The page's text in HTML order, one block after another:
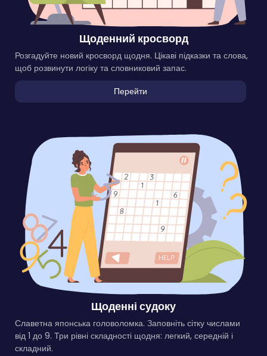
Щоденний кросворд
Розгадуйте новий кросворд щодня. Цікаві підказки та слова,
щоб розвинути логіку та словниковий запас.
Перейти
Щоденні судоку
Славетна японська головоломка. Заповніть сітку числами
від 1 до 9. Три рівні складності щодня: легкий, середній і
складний.